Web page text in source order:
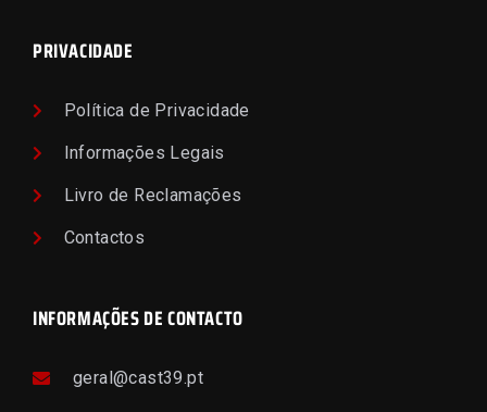
PRIVACIDADE
Política de Privacidade
Informações Legais
Livro de Reclamações
Contactos
INFORMAÇÕES DE CONTACTO
geral@cast39.pt